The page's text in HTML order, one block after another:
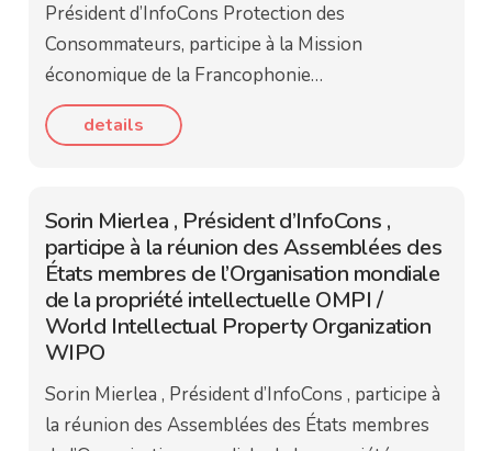
Président d’InfoCons Protection des
Consommateurs, participe à la Mission
économique de la Francophonie…
details
Sorin Mierlea , Président d’InfoCons ,
participe à la réunion des Assemblées des
États membres de l’Organisation mondiale
de la propriété intellectuelle OMPI /
World Intellectual Property Organization
WIPO
Sorin Mierlea , Président d’InfoCons , participe à
la réunion des Assemblées des États membres